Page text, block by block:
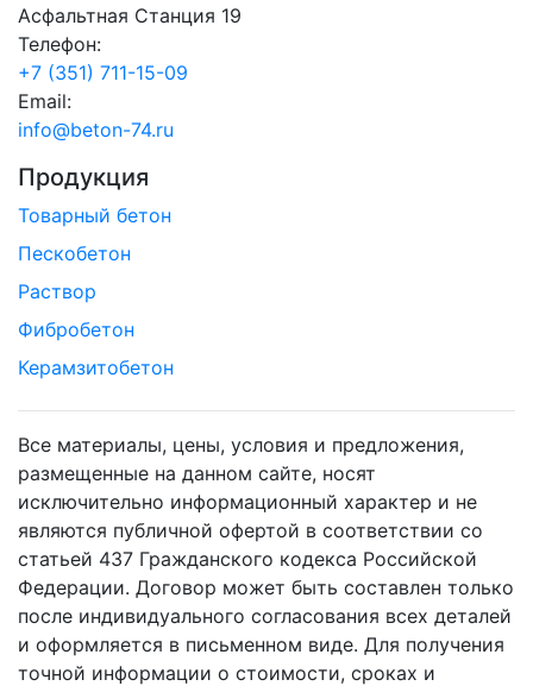
Асфальтная Станция 19
Телефон:
+7 (351) 711-15-09
Email:
info@beton-74.ru
Продукция
Товарный бетон
Пескобетон
Раствор
Фибробетон
Керамзитобетон
Все материалы, цены, условия и предложения,
размещенные на данном сайте, носят
исключительно информационный характер и не
являются публичной офертой в соответствии со
статьей 437 Гражданского кодекса Российской
Федерации. Договор может быть составлен только
после индивидуального согласования всех деталей
и оформляется в письменном виде. Для получения
точной информации о стоимости, сроках и